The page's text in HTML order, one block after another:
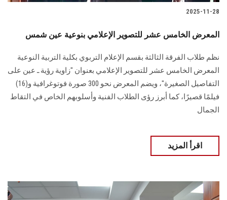
2025-11-28
المعرض الخامس عشر للتصوير الإعلامي بنوعية عين شمس
نظم طلاب الفرقة الثالثة بقسم الإعلام التربوي بكلية التربية النوعية
المعرض الخامس عشر للتصوير الإعلامي بعنوان "زاوية رؤية ـ عين على
التفاصيل الصغيرة"، ويضم المعرض نحو 300 صورة فوتوغرافية و(16)
فيلمًا قصيرًا، كما أبرز رؤى الطلاب الفنية وأسلوبهم الخاص في التقاط
الجمال
اقرأ المزيد